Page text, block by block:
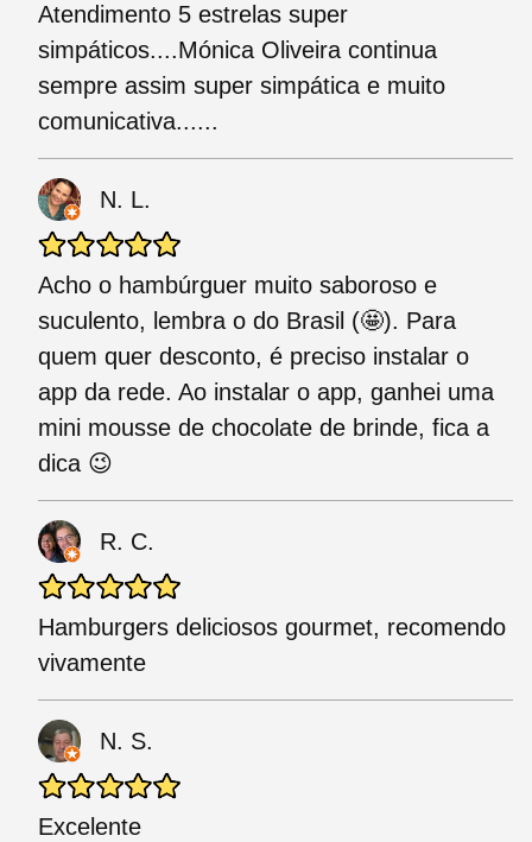
Atendimento 5 estrelas super
simpáticos....Mónica Oliveira continua
sempre assim super simpática e muito
comunicativa......
N. L.
Acho o hambúrguer muito saboroso e
suculento, lembra o do Brasil (🤩). Para
quem quer desconto, é preciso instalar o
app da rede. Ao instalar o app, ganhei uma
mini mousse de chocolate de brinde, fica a
dica 😉
R. C.
Hamburgers deliciosos gourmet, recomendo
vivamente
N. S.
Excelente